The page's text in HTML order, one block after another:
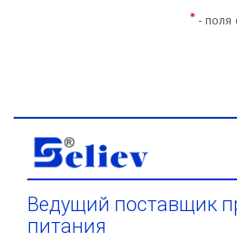
* - поля
Ведущий поставщик
питания